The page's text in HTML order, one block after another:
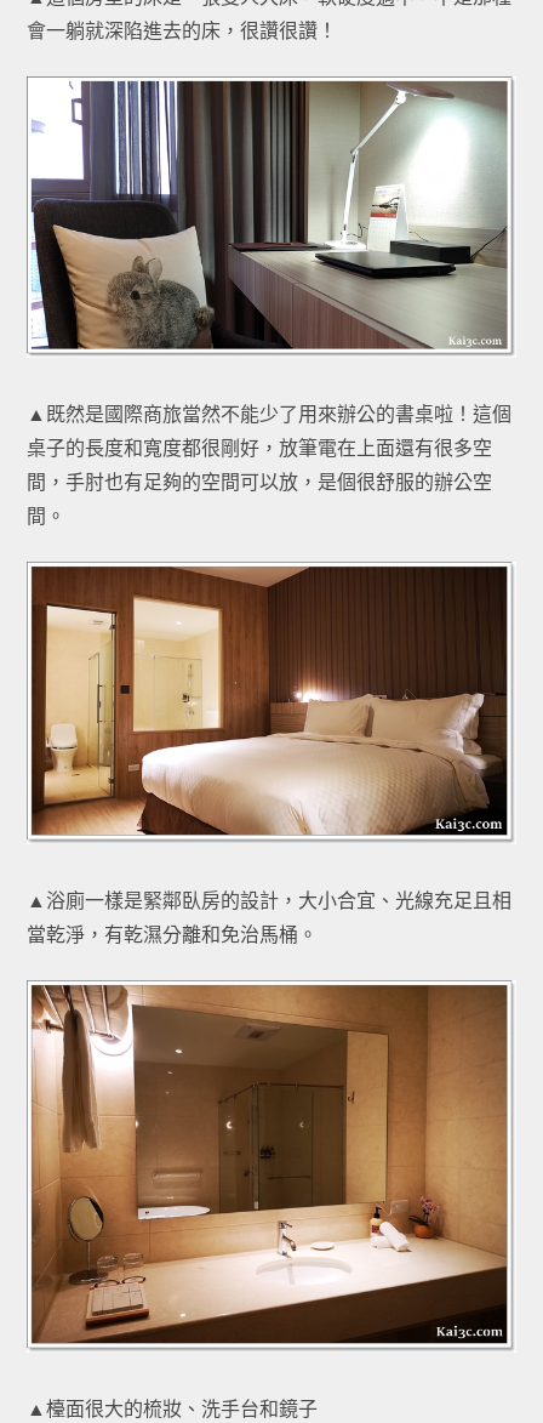
會一躺就深陷進去的床，很讚很讚！
▲既然是國際商旅當然不能少了用來辦公的書桌啦！這個
桌子的長度和寬度都很剛好，放筆電在上面還有很多空
間，手肘也有足夠的空間可以放，是個很舒服的辦公空
間。
▲浴廁一樣是緊鄰臥房的設計，大小合宜、光線充足且相
當乾淨，有乾濕分離和免治馬桶。
▲檯面很大的梳妝、洗手台和鏡子